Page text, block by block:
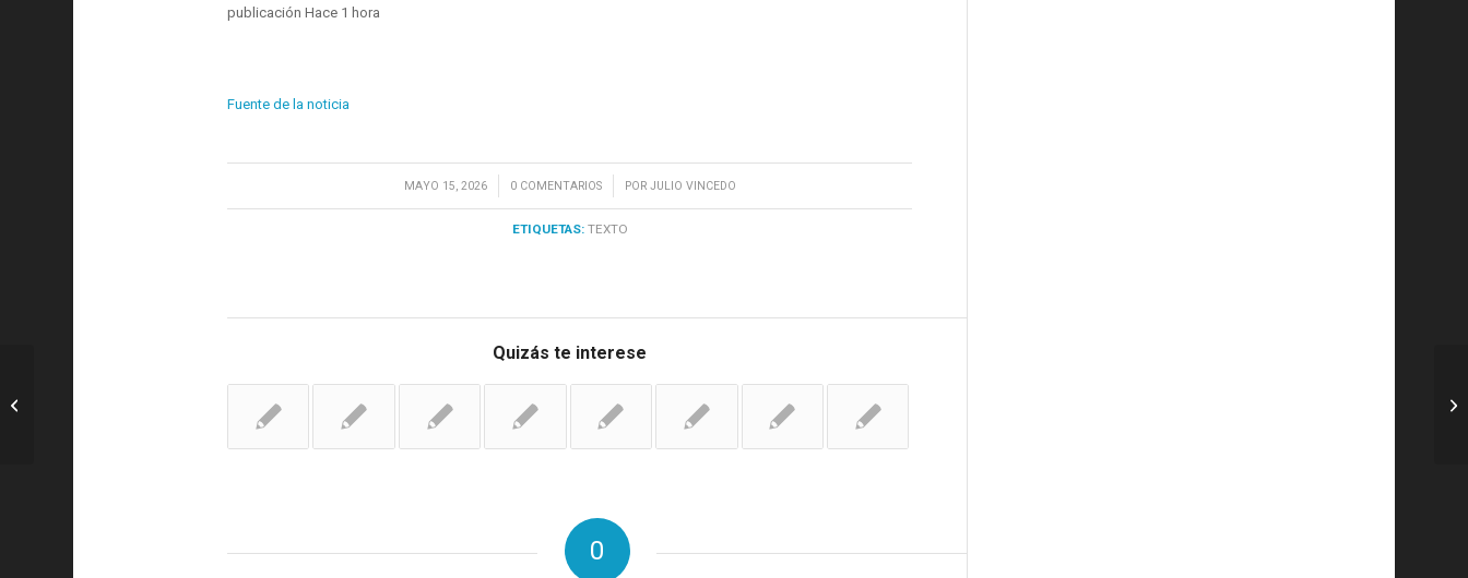
publicación Hace 1 hora
Fuente de la noticia
MAYO 15, 2026
/ 0 COMENTARIOS
/ POR JULIO VINCEDO
ETIQUETAS: TEXTO
Quizás te interese
0